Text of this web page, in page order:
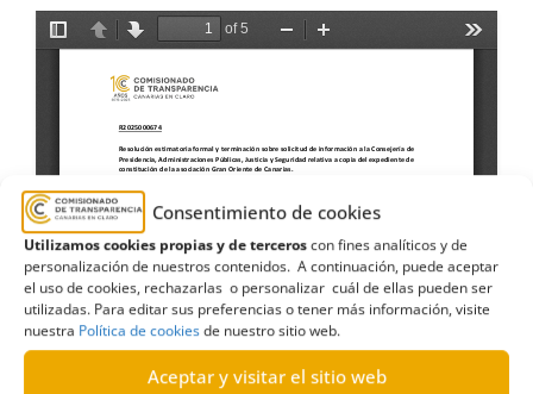
Consentimiento de cookies
Utilizamos cookies propias y de terceroscon fines analíticos y de
personalización de nuestros contenidos. A continuación, puede aceptar
el uso de cookies, rechazarlas o personalizar cuál de ellas pueden ser
utilizadas. Para editar sus preferencias o tener más información, visite
nuestra Política de cookiesde nuestro sitio web.
Aceptar y visitar el sitio web